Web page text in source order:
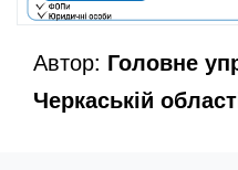
Автор: Головне
Черкаській